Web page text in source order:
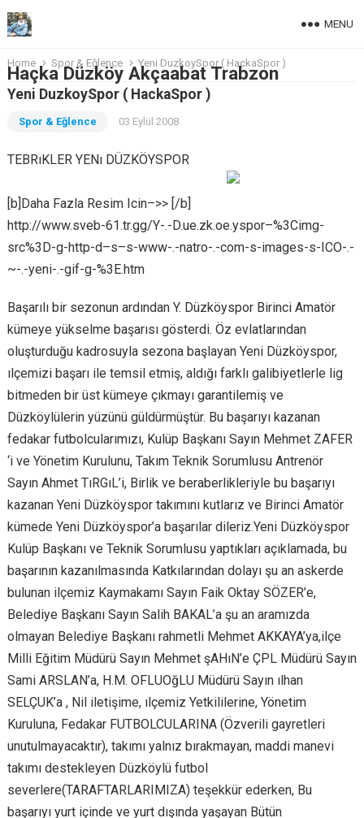
Haçka Düzköy Akçaabat Trabzon
MENU
Home Spor & Eğlence Yeni DuzkoySpor ( HackaSpor )
Yeni DuzkoySpor ( HackaSpor )
Spor & Eğlence 03 Eylül 2008
TEBRıKLER YENı DÜZKÖYSPOR
[b]Daha Fazla Resim Icin–>> [/b]
http://www.sveb-61.tr.gg/Y-.-D.ue.zk.oe.yspor–%3Cimg-
src%3D-g-http-d–s–s-www-.-natro-.-com-s-images-s-ICO-.-
~-.-yeni-.-gif-g-%3E.htm
Başarılı bir sezonun ardından Y. Düzköyspor Birinci Amatör
kümeye yükselme başarısı gösterdi. Öz evlatlarından
oluşturduğu kadrosuyla sezona başlayan Yeni Düzköyspor,
ılçemizi başarı ile temsil etmiş, aldığı farklı galibiyetlerle lig
bitmeden bir üst kümeye çıkmayı garantilemiş ve
Düzköylülerin yüzünü güldürmüştür. Bu başarıyı kazanan
fedakar futbolcularımızı, Kulüp Başkanı Sayın Mehmet ZAFER
‘i ve Yönetim Kurulunu, Takım Teknik Sorumlusu Antrenör
Sayın Ahmet TıRGıL’i, Birlik ve beraberlikleriyle bu başarıyı
kazanan Yeni Düzköyspor takımını kutlarız ve Birinci Amatör
kümede Yeni Düzköyspor’a başarılar dileriz.Yeni Düzköyspor
Kulüp Başkanı ve Teknik Sorumlusu yaptıkları açıklamada, bu
başarının kazanılmasında Katkılarından dolayı şu an askerde
bulunan ilçemiz Kaymakamı Sayın Faik Oktay SÖZER’e,
Belediye Başkanı Sayın Salih BAKAL’a şu an aramızda
olmayan Belediye Başkanı rahmetli Mehmet AKKAYA’ya,ilçe
Milli Eğitim Müdürü Sayın Mehmet şAHıN’e ÇPL Müdürü Sayın
Sami ARSLAN’a, H.M. OFLUOğLU Müdürü Sayın ılhan
SELÇUK’a , Nil iletişime, ılçemiz Yetkililerine, Yönetim
Kuruluna, Fedakar FUTBOLCULARINA (Özverili gayretleri
unutulmayacaktır), takımı yalnız bırakmayan, maddi manevi
takımı destekleyen Düzköylü futbol
severlere(TARAFTARLARIMIZA) teşekkür ederken, Bu
başarıyı yurt içinde ve yurt dışında yaşayan Bütün